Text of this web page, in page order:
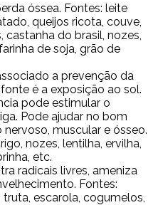
óssea. Fontes: leite
queijos ricota, couve,
castanha do brasil, nozes,
de soja, grão de
a prevenção da
é a exposição ao sol.
pode estimular o
Pode ajudar no bom
muscular e ósseo.
nozes, lentilha, ervilha,
etc.
radicais livres, ameniza
Fontes:
escarola, cogumelos,